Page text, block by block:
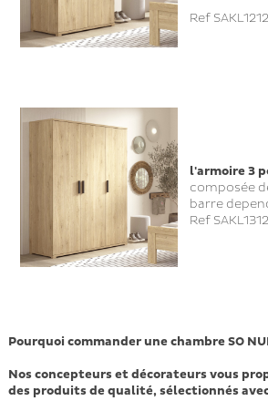
Ref SAKL1212
l'armoire 3
composée
barre
Ref SAKL1312
Pourquoi commander une chambre SO
Nos concepteurs et décorateurs vous
des produits de qualité, sélectionnés